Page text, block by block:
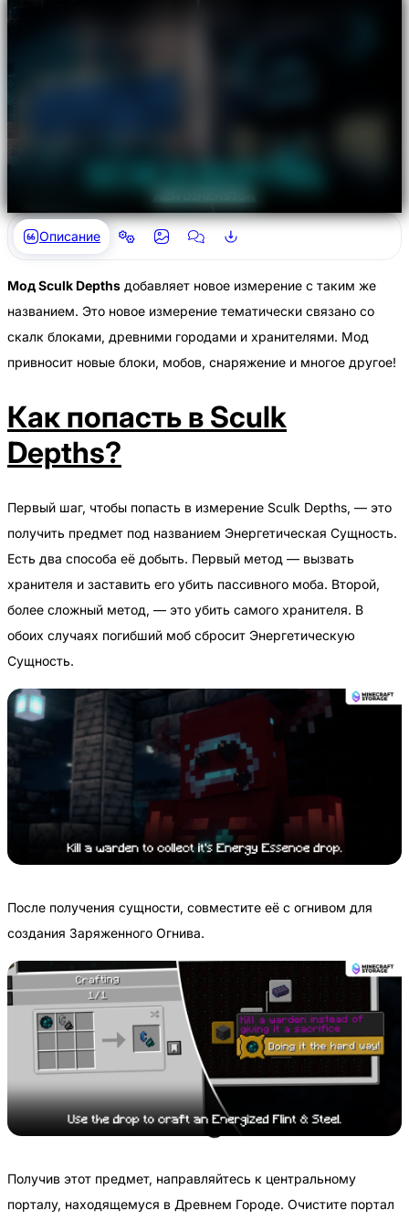
Описание
Мод Sculk Depths добавляет новое измерение с таким же
названием. Это новое измерение тематически связано со
скалк блоками, древними городами и хранителями. Мод
привносит новые блоки, мобов, снаряжение и многое другое!
Как попасть в Sculk
Depths?
Первый шаг, чтобы попасть в измерение Sculk Depths, — это
получить предмет под названием Энергетическая Сущность.
Есть два способа её добыть. Первый метод — вызвать
хранителя и заставить его убить пассивного моба. Второй,
более сложный метод, — это убить самого хранителя. В
обоих случаях погибший моб сбросит Энергетическую
Сущность.
После получения сущности, совместите её с огнивом для
создания Заряженного Огнива.
Получив этот предмет, направляйтесь к центральному
порталу, находящемуся в Древнем Городе. Очистите портал